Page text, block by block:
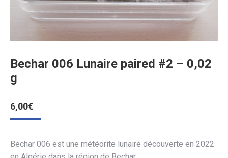
Bechar 006 Lunaire paired #2 – 0,02
g
6,00€
Bechar 006 est une météorite lunaire découverte en 2022